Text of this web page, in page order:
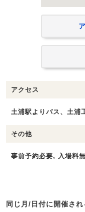
アクセス
土浦駅よりバス、土浦
その他
事前予約必要, 入場料
同じ月/日付に開催さ